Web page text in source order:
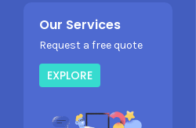
Our Services
Request a free quote
EXPLORE